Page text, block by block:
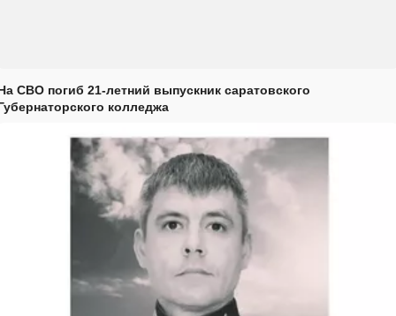
СВО погиб 21-летний выпускник саратовского
колледжа